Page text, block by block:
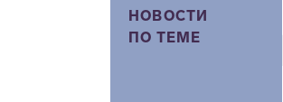
НОВОСТИ
ПО ТЕМЕ